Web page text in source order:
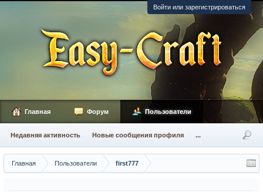
Войти или зарегистрироваться
Главная Пользователи first777
Главная Форум Пользователи
Недавняя активность Новые сообщения профиля ...